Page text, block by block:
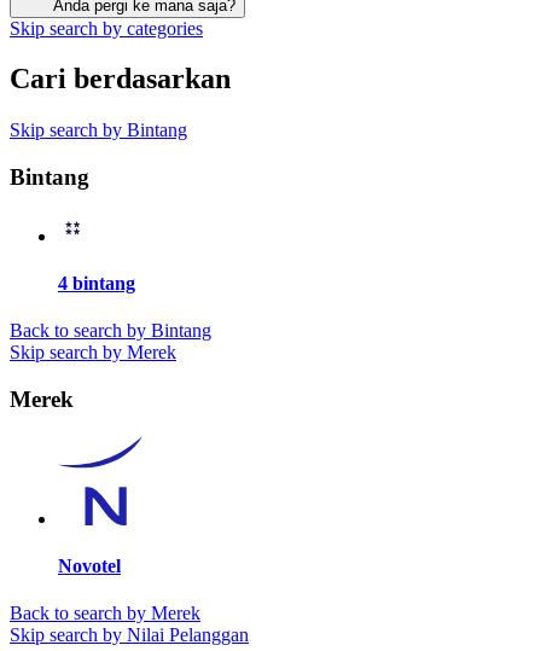
Anda pergi ke mana saja?
Skip search by categories
Cari berdasarkan
Skip search by Bintang
Bintang
4 bintang
Back to search by Bintang
Skip search by Merek
Merek
Novotel
Back to search by Merek
Skip search by Nilai Pelanggan